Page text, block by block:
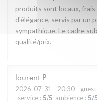
produits sont locaux,
d'élégance, servis par un
sympathique. Le cadre
qualité/prix.
laurent P
2026-07-31 - 20:30 -
service : 5/5 ambience : 5/5